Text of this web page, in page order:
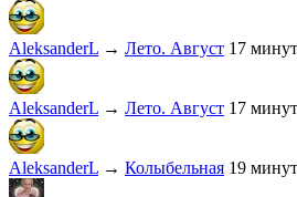
AleksanderL → Лето. Август 17
AleksanderL → Лето. Август 17
AleksanderL → Колыбельная 19